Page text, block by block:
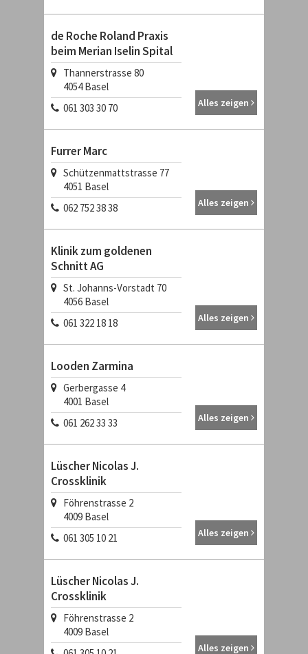
de Roche Roland Praxis
beim Merian Iselin Spital
Thannerstrasse 80
4054 Basel
061 303 30 70
Alles zeigen
Furrer Marc
Schützenmattstrasse 77
4051 Basel
062 752 38 38
Alles zeigen
Klinik zum goldenen
Schnitt AG
St. Johanns-Vorstadt 70
4056 Basel
061 322 18 18
Alles zeigen
Looden Zarmina
Gerbergasse 4
4001 Basel
061 262 33 33
Alles zeigen
Lüscher Nicolas J.
Crossklinik
Föhrenstrasse 2
4009 Basel
061 305 10 21
Alles zeigen
Lüscher Nicolas J.
Crossklinik
Föhrenstrasse 2
4009 Basel
Alles zeigen